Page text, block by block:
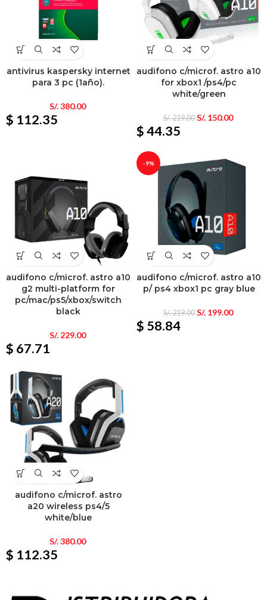
antivirus kaspersky internet
para 3 pc (1año).
S/.380.00
$ 112.35
audifono c/microf. astro a10
for xbox1 /ps4/pc
white/green
S/.219.00 S/.150.00
$ 44.35
audifono c/microf. astro a10
g2 multi-platform for
pc/mac/ps5/xbox/switch
black
S/.229.00
$ 67.71
-9%
audifono c/microf. astro a10
p/ ps4 xbox1 pc gray blue
S/.219.00 S/.199.00
$ 58.84
audifono c/microf. astro
a20 wireless ps4/5
white/blue
S/.380.00
$ 112.35